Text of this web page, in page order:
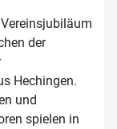
der
Hechingen.
und
spielen in